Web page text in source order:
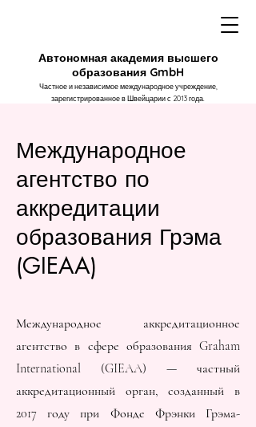
Автономная академия высшего
образования GmbH
Частное и независимое международное учреждение,
зарегистрированное в Швейцарии с 2013 года.
Международное
агентство по
аккредитации
образования Грэма
(GIEAA)
Международное аккредитационное
агентство в сфере образования Graham
International (GIEAA) — частный
аккредитационный орган, созданный в
2017 году при Фонде Фрэнки Грэма-